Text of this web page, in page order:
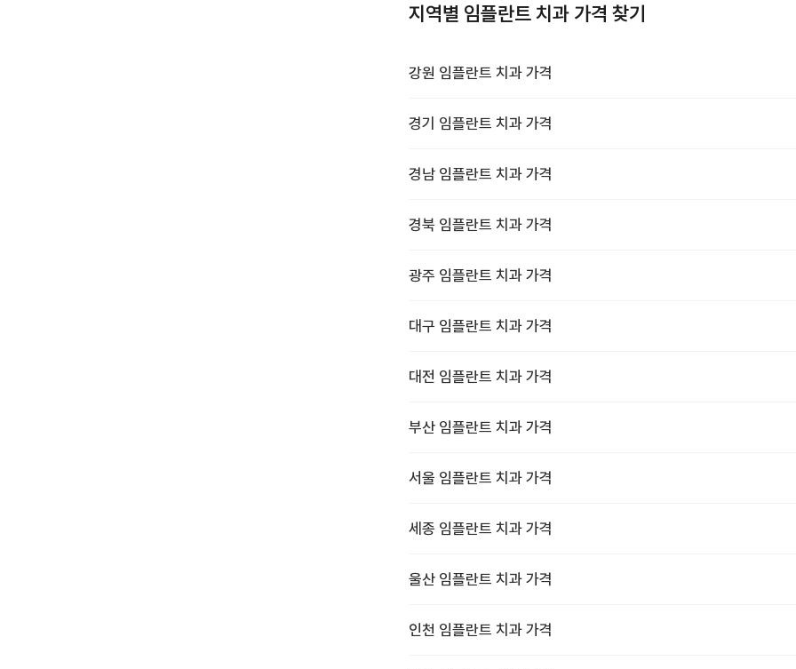
지역별 임플란트 치과 가격 찾기
강원 임플란트 치과 가격
경기 임플란트 치과 가격
경남 임플란트 치과 가격
경북 임플란트 치과 가격
광주 임플란트 치과 가격
대구 임플란트 치과 가격
대전 임플란트 치과 가격
부산 임플란트 치과 가격
서울 임플란트 치과 가격
세종 임플란트 치과 가격
울산 임플란트 치과 가격
인천 임플란트 치과 가격